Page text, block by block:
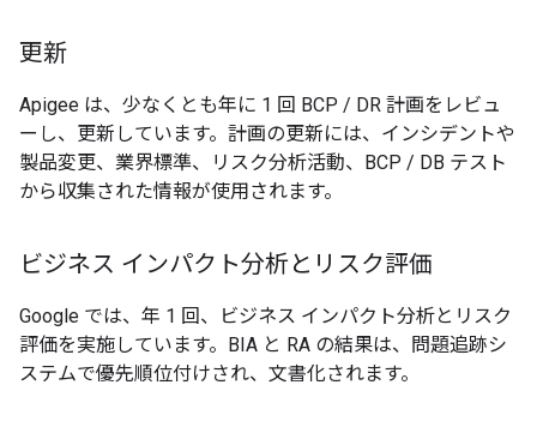
更新
Apigee は、少なくとも年に 1 回 BCP / DR 計画をレビュ
ーし、更新しています。計画の更新には、インシデントや
製品変更、業界標準、リスク分析活動、BCP / DB テスト
から収集された情報が使用されます。
ビジネス インパクト分析とリスク評価
Google では、年 1 回、ビジネス インパクト分析とリスク
評価を実施しています。BIA と RA の結果は、問題追跡シ
ステムで優先順位付けされ、文書化されます。